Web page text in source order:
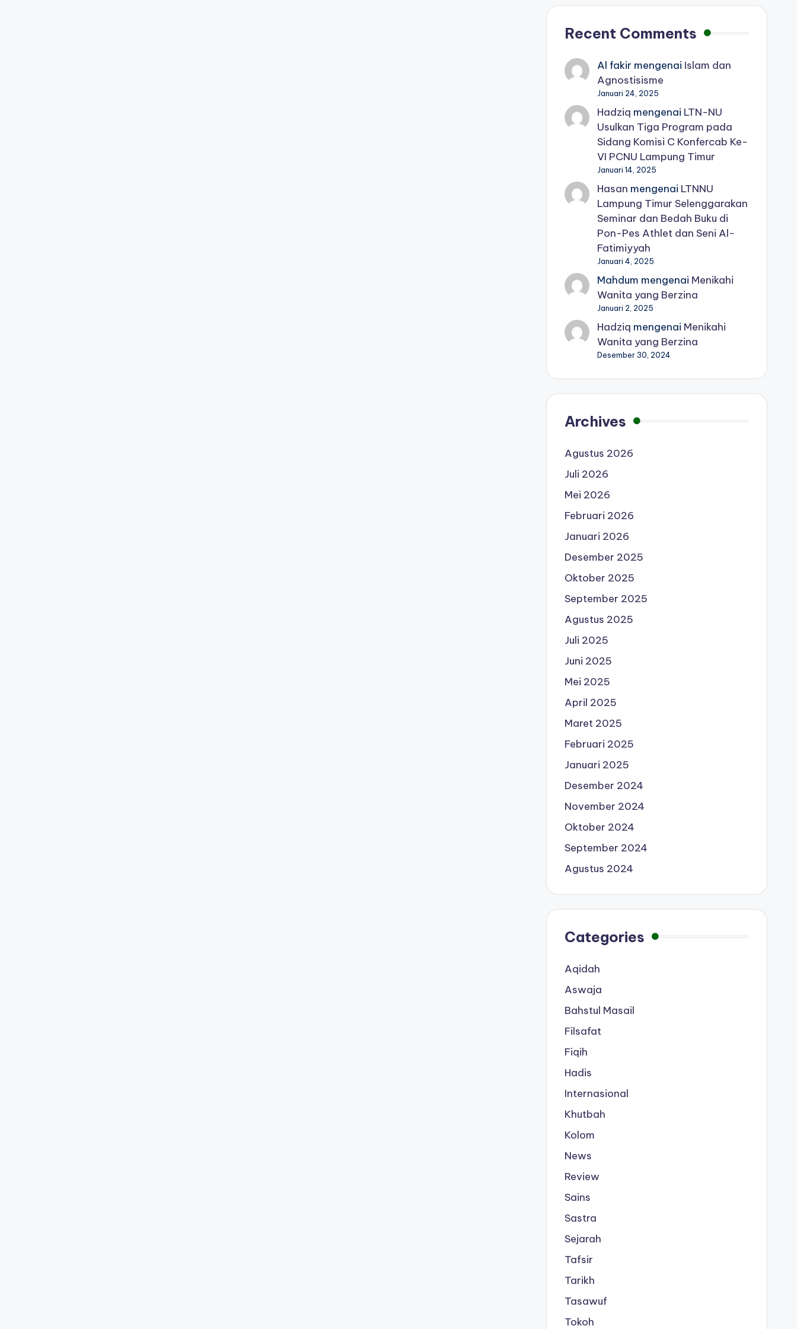
Recent Comments
Al fakir mengenai Islam dan
Agnostisisme
Januari 24, 2025
Hadziq mengenai LTN-NU
Usulkan Tiga Program pada
Sidang Komisi C Konfercab Ke-
VI PCNU Lampung Timur
Januari 14, 2025
Hasan mengenai LTNNU
Lampung Timur Selenggarakan
Seminar dan Bedah Buku di
Pon-Pes Athlet dan Seni Al-
Fatimiyyah
Januari 4, 2025
Mahdum mengenai Menikahi
Wanita yang Berzina
Januari 2, 2025
Hadziq mengenai Menikahi
Wanita yang Berzina
Desember 30, 2024
Archives
Agustus 2026
Juli 2026
Mei 2026
Februari 2026
Januari 2026
Desember 2025
Oktober 2025
September 2025
Agustus 2025
Juli 2025
Juni 2025
Mei 2025
April 2025
Maret 2025
Februari 2025
Januari 2025
Desember 2024
November 2024
Oktober 2024
September 2024
Agustus 2024
Categories
Aqidah
Aswaja
Bahstul Masail
Filsafat
Fiqih
Hadis
Internasional
Khutbah
Kolom
News
Review
Sains
Sastra
Sejarah
Tafsir
Tarikh
Tasawuf
Tokoh